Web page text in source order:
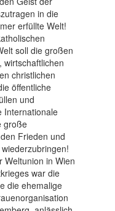
in die
erfüllte Welt!
soll die großen
wirtschaftlichen
christlichen
öffentliche
und
Internationale
große
Frieden und
Weltunion in Wien
war die
die ehemalige